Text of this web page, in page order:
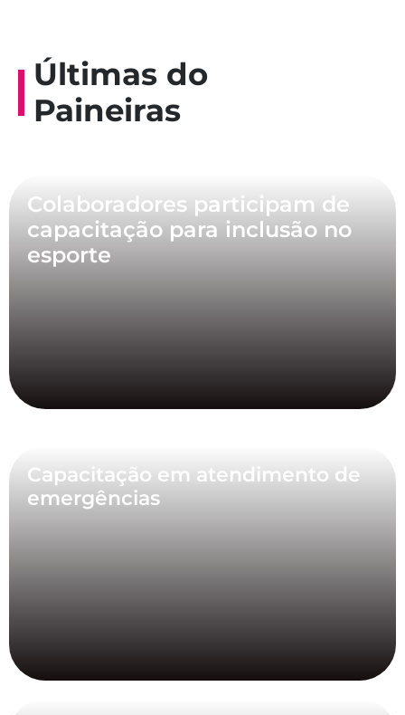
Últimas do
Paineiras
Colaboradores participam de
capacitação para inclusão no
esporte
Capacitação em atendimento de
emergências